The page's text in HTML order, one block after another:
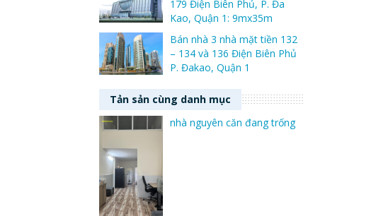
179 Điện Biên Phủ, P. Đa
Kao, Quận 1: 9mx35m
Bán nhà 3 nhà mặt tiền 132
– 134 và 136 Điện Biên Phủ
P. Đakao, Quận 1
Tản sản cùng danh mục
nhà nguyên căn đang trống